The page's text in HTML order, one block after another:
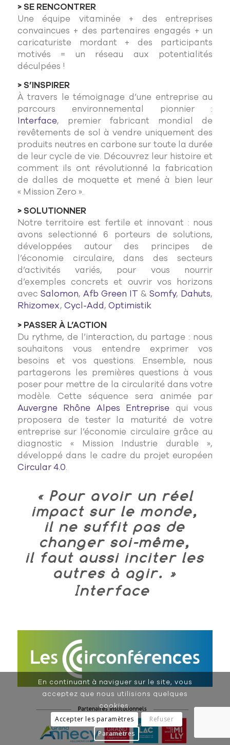
> SE RENCONTRER
Une équipe vitaminée + des entreprises
convaincues + des partenaires engagés + un
caricaturiste mordant + des participants
motivés = un réseau aux potentialités
déculpées !
> S’INSPIRER
À travers le témoignage d’une entreprise au
parcours environnemental pionnier :
Interface, premier fabricant mondial de
revêtements de sol à vendre uniquement des
produits neutres en carbone sur toute la durée
de leur cycle de vie. Découvrez leur histoire et
comment ils ont révolutionné la fabrication
de dalles de moquette et mené à bien leur
« Mission Zero ».
> SOLUTIONNER
Notre territoire est fertile et innovant : nous
avons selectionné 6 porteurs de solutions,
développées autour des principes de
l’économie circulaire, dans des secteurs
d’activités variés, pour vous nourrir
d’exemples concrets et ouvrir vos horizons
avec Salomon, Afb Green IT &Somfy, Dahuts,
Rhizomex, Cycl-Add, Optimistik
> PASSER À L’ACTION
Du rythme, de l’interaction, du partage : nous
souhaitons vous entendre exprimer vos
besoins et vos questions. Ensemble, nous
partagerons les premières questions à vous
poser pour mettre de la circularité dans votre
modèle. Cette séquence sera animée par
Auvergne Rhône Alpes Entreprise qui vous
proposera de tester la maturité de votre
entreprise sur l’économie circulaire grâce au
diagnostic « Mission Industrie durable »,
développé dans le cadre du projet européen
Circular 4.0.
« Pour avoir un réel
impact sur le monde,
il ne suffit pas de
changer soi-même,
il faut aussi inciter les
autres à agir. »
Interface
En continuant à naviguer sur le site, vous
acceptez que nous utilisions quelques
cookies.
Accepter les paramètres
Refuser
Paramètres